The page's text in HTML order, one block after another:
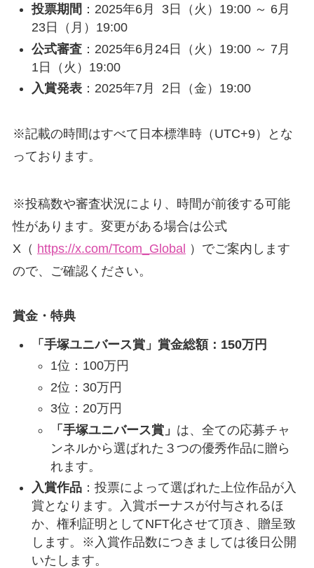
投票期間 ：2025年6月 3日（火）19:00 ～ 6月
23日（月）19:00
公式審査：2025年6月24日（火）19:00 ～ 7月
1日（火）19:00
入賞発表：2025年7月 2日（金）19:00
※記載の時間はすべて日本標準時（UTC+9）とな
っております。
※投稿数や審査状況により、時間が前後する可能
性があります。変更がある場合は公式
X（ https://x.com/Tcom_Global ）でご案内します
ので、ご確認ください。
賞金・特典
「手塚ユニバース賞」賞金総額：150万円
1位：100万円
2位：30万円
3位：20万円
「手塚ユニバース賞」 は、全ての応募チャ
ンネルから選ばれた３つの優秀作品に贈ら
れます。
入賞作品：投票によって選ばれた上位作品が入
賞となります。入賞ボーナスが付与されるほ
か、権利証明としてNFT化させて頂き、贈呈致
します。※入賞作品数につきましては後日公開
いたします。